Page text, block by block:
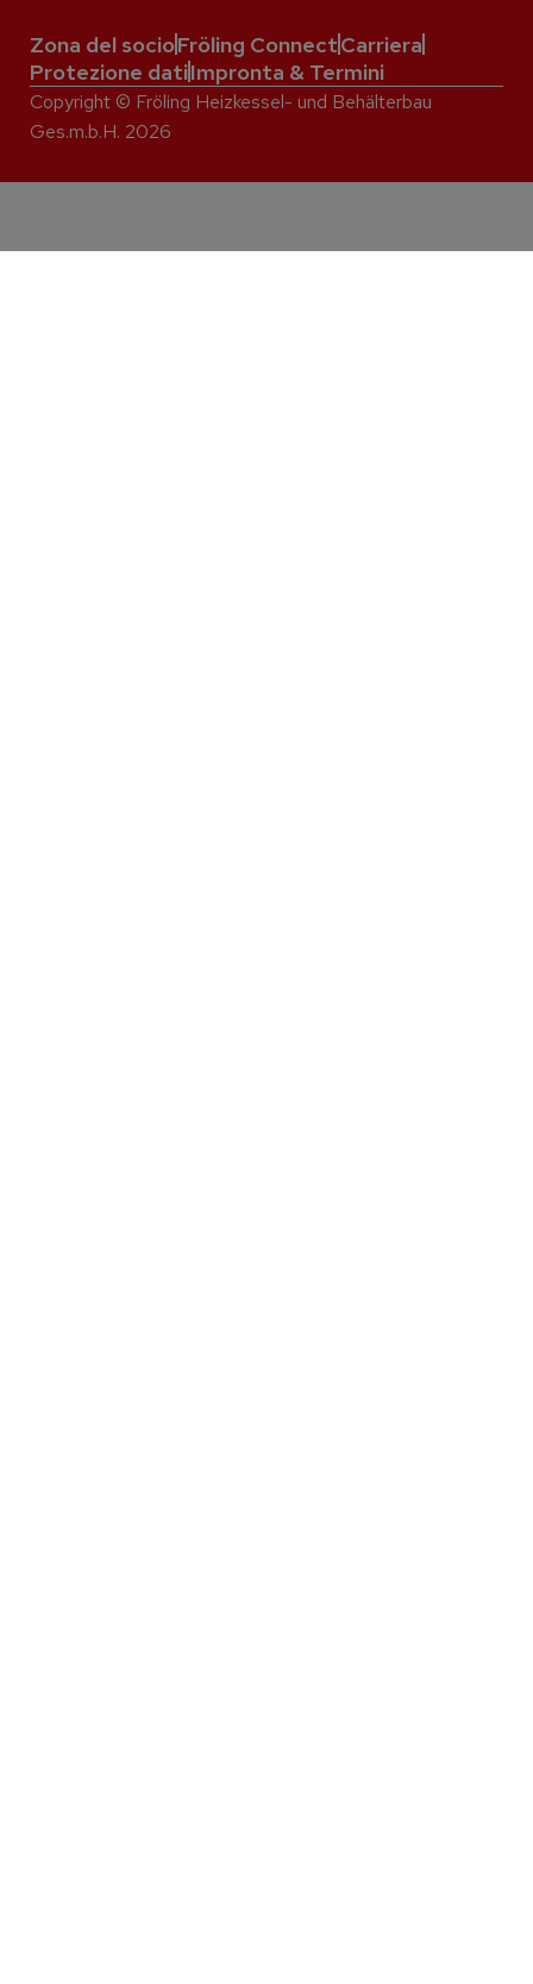
Zona del socioFröling ConnectCarriera
Protezione datiImpronta & Termini
Copyright © Fröling Heizkessel- und Behälterbau
Ges.m.b.H. 2026